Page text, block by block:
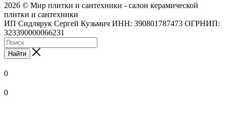
2026 © Мир плитки и сантехники - салон керамической
плитки и сантехники
ИП Сидлярук Сергей Кузьмич ИНН: 390801787473 ОГРНИП:
323390000066231
Найти
0
0